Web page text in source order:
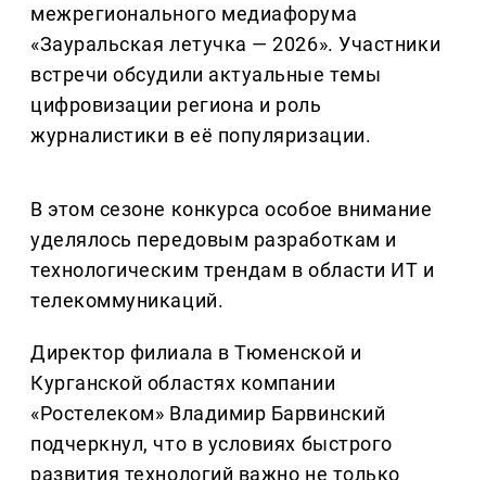
межрегионального медиафорума
«Зауральская летучка — 2026». Участники
встречи обсудили актуальные темы
цифровизации региона и роль
журналистики в её популяризации.
В этом сезоне конкурса особое внимание
уделялось передовым разработкам и
технологическим трендам в области ИТ и
телекоммуникаций.
Директор филиала в Тюменской и
Курганской областях компании
«Ростелеком» Владимир Барвинский
подчеркнул, что в условиях быстрого
развития технологий важно не только